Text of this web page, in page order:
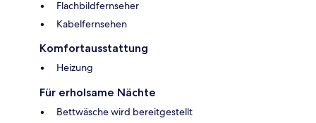
Flachbildfernseher
Kabelfernsehen
Komfortausstattung
Heizung
Für erholsame Nächte
Bettwäsche wird bereitgestellt